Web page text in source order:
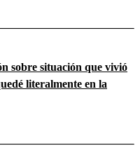
sobre situación que vivió
literalmente en la